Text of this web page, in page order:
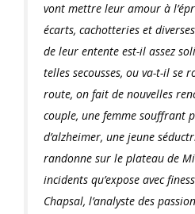
vont mettre leur amour à
écarts, cachotteries et
de leur entente est-il assez
telles secousses, ou va-t-il se
route, on fait de nouvelles
couple, une femme souffrant
d’alzheimer, une jeune
randonne sur le plateau de
incidents qu’expose avec
Chapsal, l’analyste des